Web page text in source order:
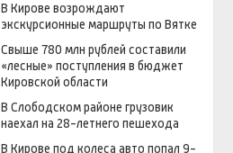
В Кирове возрождают
экскурсионные маршруты по Вятке
Свыше 780 млн рублей составили
«лесные» поступления в бюджет
Кировской области
В Слободском районе грузовик
наехал на 28-летнего пешехода
В Кирове под колеса авто попал 9-